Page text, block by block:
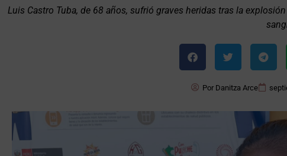
Luis Castro Tuba, de 68 años, sufrió graves heridas tras la
Por Danitza Arce